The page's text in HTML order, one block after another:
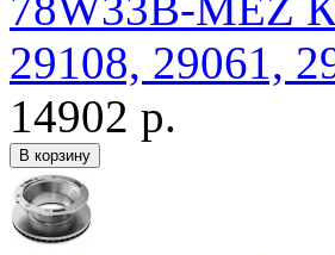
29108, 29061,
14902 р.